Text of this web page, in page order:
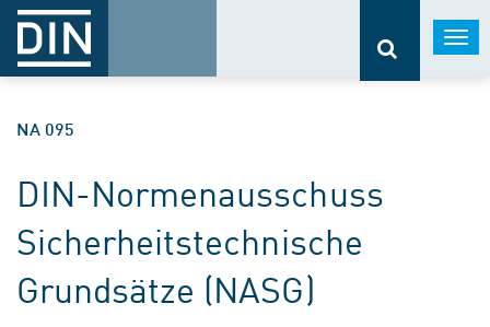
NA 095
DIN-Normenausschuss
Sicherheitstechnische
Grundsätze (NASG)